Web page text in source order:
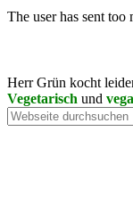
Herr Grün kocht
Vegetarisch und